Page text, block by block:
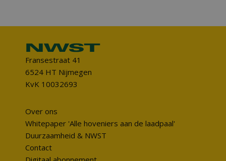
Fransestraat 41
6524 HT Nijmegen
KvK 10032693
Over ons
Whitepaper 'Alle hoveniers aan de laadpaal'
Duurzaamheid & NWST
Contact